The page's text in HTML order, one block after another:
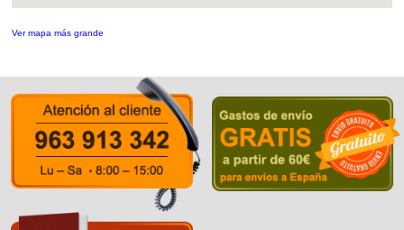
Ver mapa más grande